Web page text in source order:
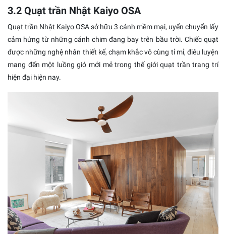
3.2 Quạt trần Nhật Kaiyo OSA
Quạt trần Nhật Kaiyo OSA sở hữu 3 cánh mềm mại, uyển chuyển lấy
cảm hứng từ những cánh chim đang bay trên bầu trời. Chiếc quạt
được những nghệ nhân thiết kế, chạm khắc vô cùng tỉ mỉ, điêu luyện
mang đến một luồng gió mới mẻ trong thế giới quạt trần trang trí
hiện đại hiện nay.